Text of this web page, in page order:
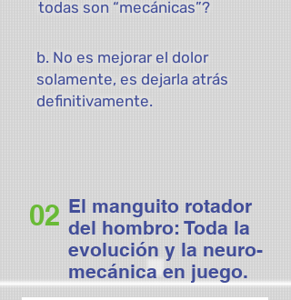
todas son “mecánicas”?
b. No es mejorar el dolor
solamente, es dejarla atrás
definitivamente.
02 El manguito rotador
del hombro: Toda la
evolución y la neuro-
mecánica en juego.